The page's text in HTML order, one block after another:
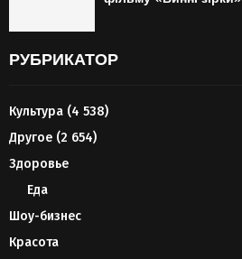
РУБРИКАТОР
Культура (4 538)
Другое (2 654)
Здоровье
Еда
Шоу-бизнес
Красота